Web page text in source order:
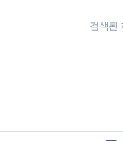
검색된